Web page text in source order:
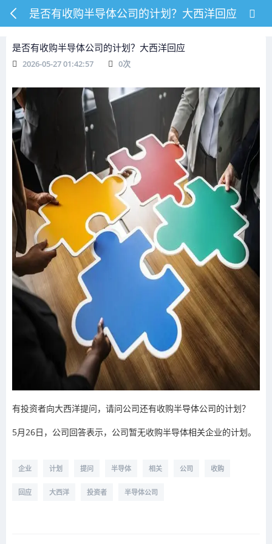
是否有收购半导体公司的计划？大西洋回应
是否有收购半导体公司的计划？大西洋回应
2026-05-27 01:42:57 0次
有投资者向大西洋提问，请问公司还有收购半导体公司的计划？
5月26日，公司回答表示，公司暂无收购半导体相关企业的计划。
企业 计划 提问 半导体 相关 公司 收购
回应 大西洋 投资者 半导体公司